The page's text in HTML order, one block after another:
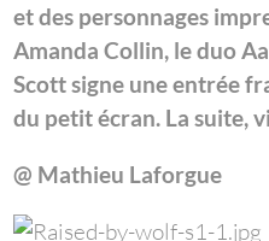
et des personnages
Amanda Collin, le duo
Scott signe une entrée
du petit écran. La suite,
@ Mathieu Laforgue